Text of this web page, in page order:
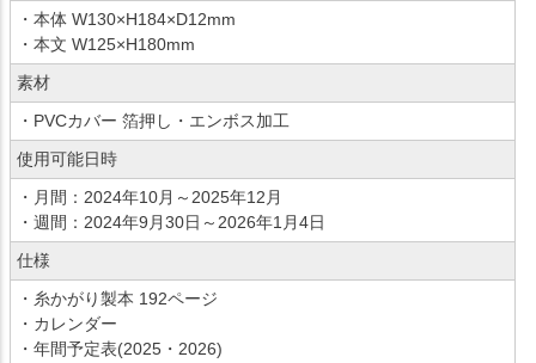
・本体 W130×H184×D12mm
・本文 W125×H180mm
素材
・PVCカバー 箔押し・エンボス加工
使用可能日時
・月間：2024年10月～2025年12月
・週間：2024年9月30日～2026年1月4日
仕様
・糸かがり製本 192ページ
・カレンダー
・年間予定表(2025・2026)